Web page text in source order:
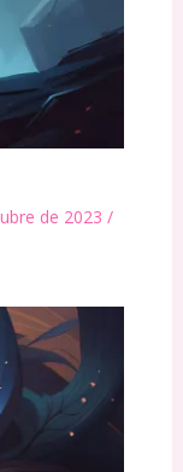
de 2023 /